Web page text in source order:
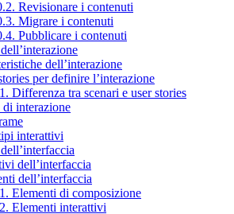
Revisionare i contenuti
Migrare i contenuti
Pubblicare i contenuti
dell’interazione
per definire l’interazione
Differenza tra scenari e user stories
di interazione
interattivi
dell’interfaccia
dell’interfaccia
Elementi di composizione
Elementi interattivi